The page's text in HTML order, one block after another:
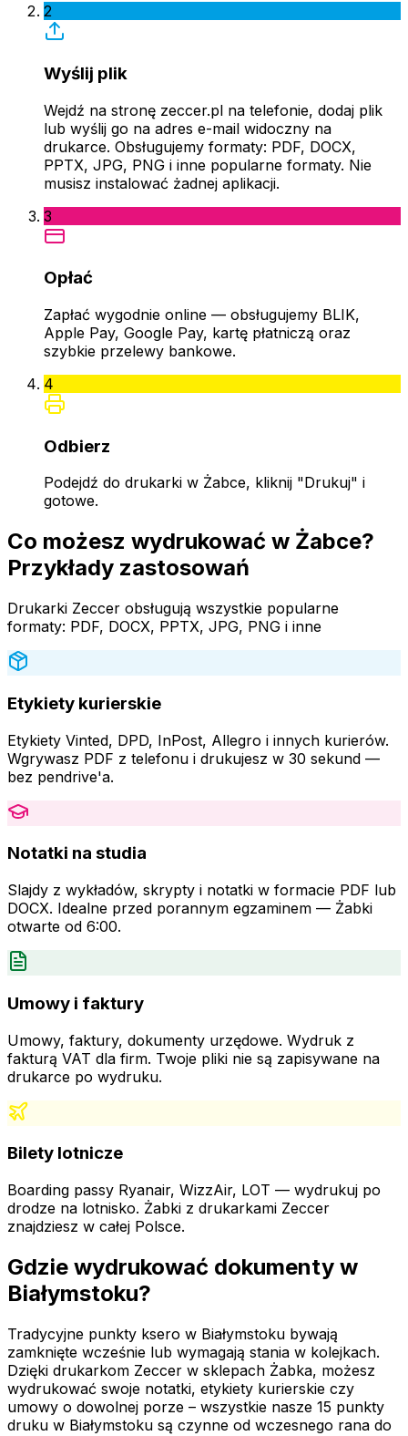
2
Wyślij plik
Wejdź na stronę zeccer.pl na telefonie, dodaj plik
lub wyślij go na adres e-mail widoczny na
drukarce. Obsługujemy formaty: PDF, DOCX,
PPTX, JPG, PNG i inne popularne formaty. Nie
musisz instalować żadnej aplikacji.
3
Opłać
Zapłać wygodnie online — obsługujemy BLIK,
Apple Pay, Google Pay, kartę płatniczą oraz
szybkie przelewy bankowe.
4
Odbierz
Podejdź do drukarki w Żabce, kliknij "Drukuj" i
gotowe.
Co możesz wydrukować w Żabce?
Przykłady zastosowań
Drukarki Zeccer obsługują wszystkie popularne
formaty: PDF, DOCX, PPTX, JPG, PNG i inne
Etykiety kurierskie
Etykiety Vinted, DPD, InPost, Allegro i innych kurierów.
Wgrywasz PDF z telefonu i drukujesz w 30 sekund —
bez pendrive'a.
Notatki na studia
Slajdy z wykładów, skrypty i notatki w formacie PDF lub
DOCX. Idealne przed porannym egzaminem — Żabki
otwarte od 6:00.
Umowy i faktury
Umowy, faktury, dokumenty urzędowe. Wydruk z
fakturą VAT dla firm. Twoje pliki nie są zapisywane na
drukarce po wydruku.
Bilety lotnicze
Boarding passy Ryanair, WizzAir, LOT — wydrukuj po
drodze na lotnisko. Żabki z drukarkami Zeccer
znajdziesz w całej Polsce.
Gdzie wydrukować dokumenty w
Białymstoku?
Tradycyjne punkty ksero w Białymstoku bywają
zamknięte wcześnie lub wymagają stania w kolejkach.
Dzięki drukarkom Zeccer w sklepach Żabka, możesz
wydrukować swoje notatki, etykiety kurierskie czy
umowy o dowolnej porze – wszystkie nasze 15 punkty
druku w Białymstoku są czynne od wczesnego rana do